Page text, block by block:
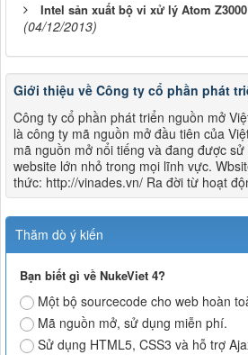
Intel sản xuất bộ vi xử lý Atom
(04/12/2013)
Giới thiệu về Công ty cổ phần phát
Công ty cổ phần phát triển nguồn mở
là công ty mã nguồn mở đầu tiên của
mã nguồn mở nổi tiếng và đang được
website lớn nhỏ trong mọi lĩnh vực.
thức: http://vinades.vn/ Ra đời từ hoạt
Thăm dò ý kiến
Bạn biết gì về NukeViet 4?
Một bộ sourcecode cho web hoàn
Mã nguồn mở, sử dụng miễn phí.
Sử dụng HTML5, CSS3 và hỗ trợ